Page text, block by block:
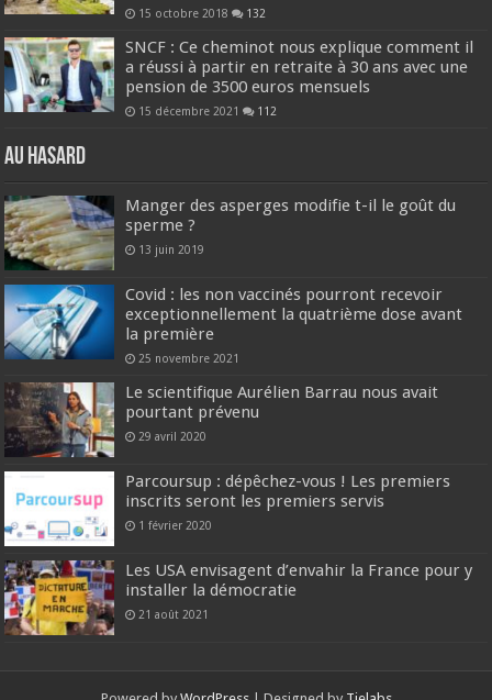
15 octobre 2018 132
SNCF : Ce cheminot nous explique comment il
a réussi à partir en retraite à 30 ans avec une
pension de 3500 euros mensuels
15 décembre 2021 112
Au hasard
Manger des asperges modifie t-il le goût du
sperme ?
13 juin 2019
Covid : les non vaccinés pourront recevoir
exceptionnellement la quatrième dose avant
la première
25 novembre 2021
Le scientifique Aurélien Barrau nous avait
pourtant prévenu
29 avril 2020
Parcoursup : dépêchez-vous ! Les premiers
inscrits seront les premiers servis
1 février 2020
Les USA envisagent d’envahir la France pour y
installer la démocratie
21 août 2021